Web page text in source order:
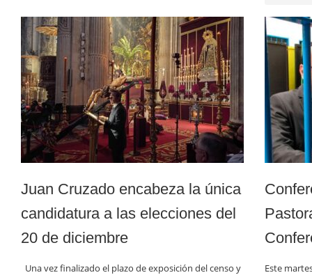
Este
Juan Cruzado encabeza la única
candidatura a las elecciones del
20 de diciembre
Una vez finalizado el plazo de exposición del censo y